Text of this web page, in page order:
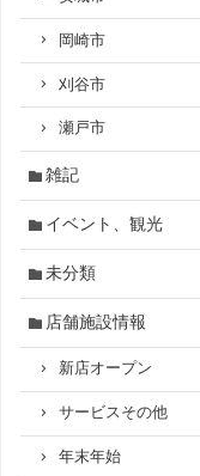
岡崎市
刈谷市
瀬戸市
雑記
イベント、観光
未分類
店舗施設情報
新店オープン
サービスその他
年末年始